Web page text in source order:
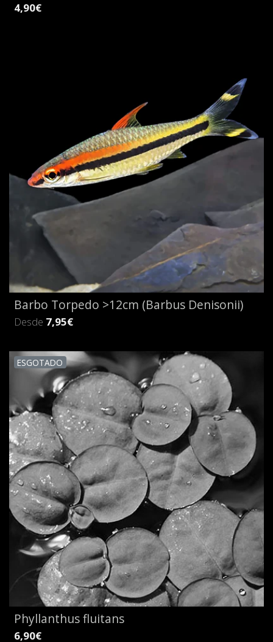
4,90€
Barbo Torpedo >12cm (Barbus Denisonii)
Desde 7,95€
ESGOTADO
Phyllanthus fluitans
6,90€